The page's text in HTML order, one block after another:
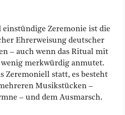
einstündige Zeremonie ist die
Ehrerweisung deutscher
– auch wenn das Ritual mit
merkwürdig anmutet.
Zeremoniell statt, es besteht
Musikstücken –
– und dem Ausmarsch.